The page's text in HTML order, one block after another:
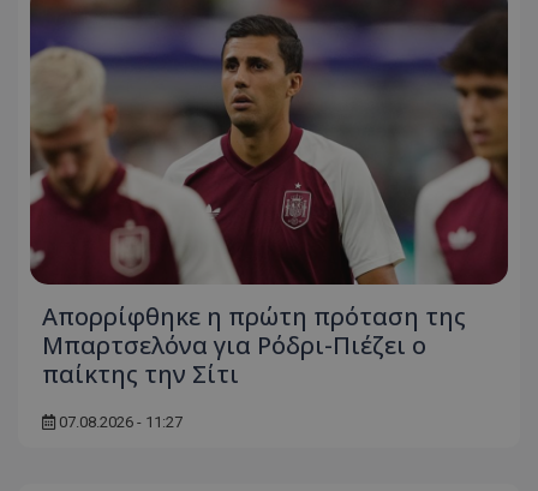
Απορρίφθηκε η πρώτη πρόταση της
Μπαρτσελόνα για Ρόδρι-Πιέζει ο
παίκτης την Σίτι
07.08.2026 - 11:27